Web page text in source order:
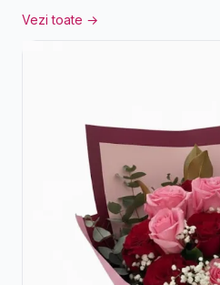
Vezi toate →